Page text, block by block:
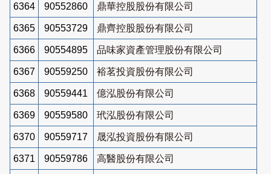
6364 90552860 鼎華控股股份有限公司
6365 90553729 鼎齊控股股份有限公司
6366 90554895 品味家資產管理股份有限公司
6367 90559250 裕茗投資股份有限公司
6368 90559441 億泓股份有限公司
6369 90559580 玳泓股份有限公司
6370 90559717 晟泓投資股份有限公司
6371 90559786 高醫股份有限公司